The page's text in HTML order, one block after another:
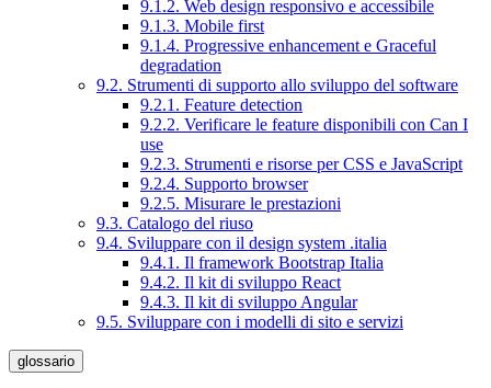
9.1.2. Web design responsivo e accessibile
9.1.3. Mobile first
9.1.4. Progressive enhancement e Graceful
degradation
9.2. Strumenti di supporto allo sviluppo del software
9.2.1. Feature detection
9.2.2. Verificare le feature disponibili con Can I
use
9.2.3. Strumenti e risorse per CSS e JavaScript
9.2.4. Supporto browser
9.2.5. Misurare le prestazioni
9.3. Catalogo del riuso
9.4. Sviluppare con il design system .italia
9.4.1. Il framework Bootstrap Italia
9.4.2. Il kit di sviluppo React
9.4.3. Il kit di sviluppo Angular
9.5. Sviluppare con i modelli di sito e servizi
glossario